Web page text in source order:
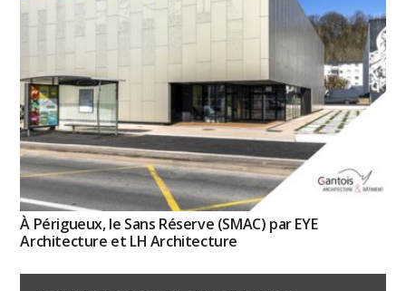
À Périgueux, le Sans Réserve (SMAC) par EYE
Architecture et LH Architecture